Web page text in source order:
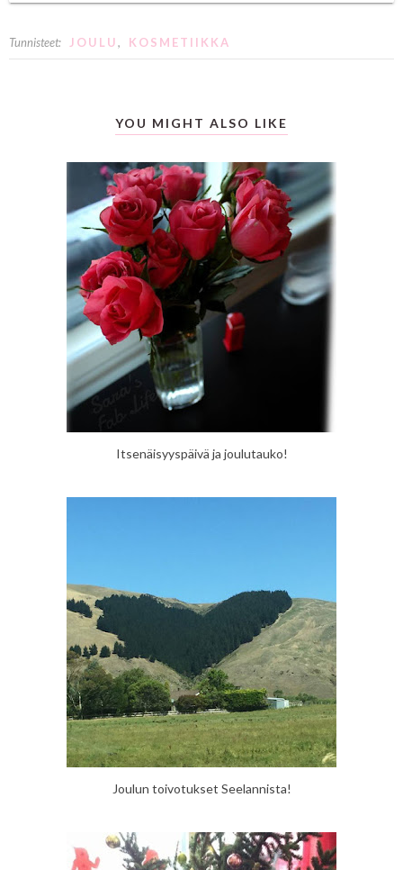
Tunnisteet: JOULU, KOSMETIIKKA
YOU MIGHT ALSO LIKE
Itsenäisyyspäivä ja joulutauko!
Joulun toivotukset Seelannista!